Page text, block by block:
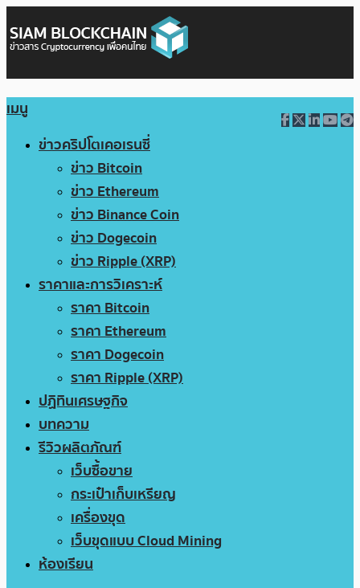
เมนู
ข่าวคริปโตเคอเรนซี่
ข่าว Bitcoin
ข่าว Ethereum
ข่าว Binance Coin
ข่าว Dogecoin
ข่าว Ripple (XRP)
ราคาและการวิเคราะห์
ราคา Bitcoin
ราคา Ethereum
ราคา Dogecoin
ราคา Ripple (XRP)
ปฏิทินเศรษฐกิจ
บทความ
รีวิวผลิตภัณฑ์
เว็บซื้อขาย
กระเป๋าเก็บเหรียญ
เครื่องขุด
เว็บขุดแบบ Cloud Mining
ห้องเรียน